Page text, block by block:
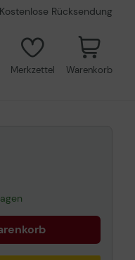
Kostenlose Rücksendung
Merkzettel Warenkorb